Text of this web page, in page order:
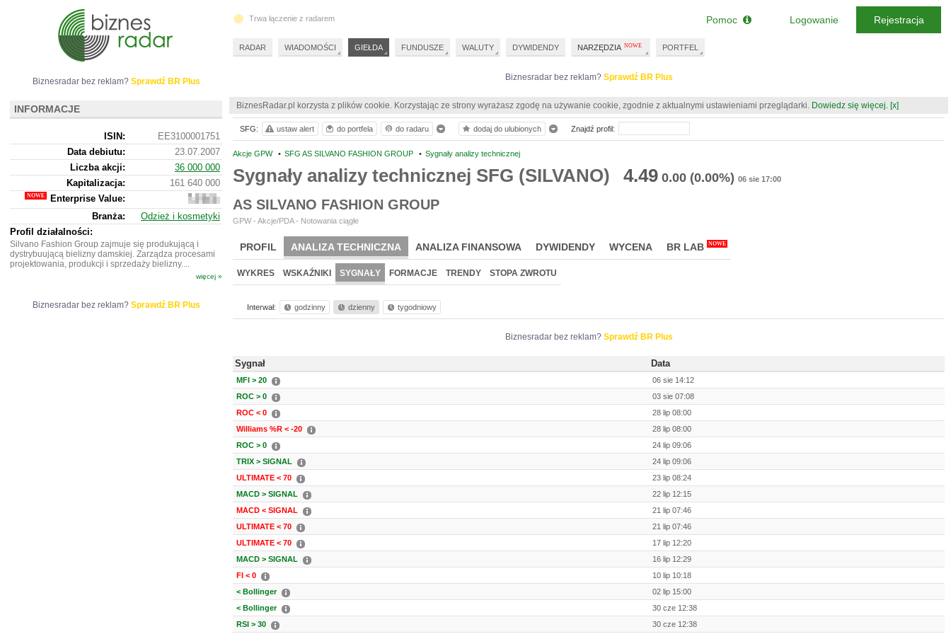
Biznesradar bez reklam? Sprawdź BR Plus
BiznesRadar.pl korzysta z plików cookie. Korzystając ze strony wyrażasz zgodę na używanie cookie, zgodnie z aktualnymi ustawieniami przeglądarki. Dowiedz się więcej. [x]
Akcje GPW • SFG AS SILVANO FASHION GROUP • Sygnały analizy technicznej
Sygnały analizy technicznej SFG (SILVANO) 4.49 0.00 (0.00%) 06 sie 17:00
AS SILVANO FASHION GROUP
GPW - Akcje/PDA - Notowania ciągłe
PROFIL ANALIZA TECHNICZNA ANALIZA FINANSOWA DYWIDENDY WYCENA BR LAB NOWE
WYKRES WSKAŹNIKI SYGNAŁY FORMACJE TRENDY STOPA ZWROTU
Interwał: godzinny dzienny tygodniowy
Biznesradar bez reklam? Sprawdź BR Plus
Sygnał Data
MFI > 20
06 sie 14:12
ROC > 0
03 sie 07:08
ROC < 0
28 lip 08:00
Williams %R < -20
28 lip 08:00
ROC > 0
24 lip 09:06
TRIX > SIGNAL
24 lip 09:06
ULTIMATE < 70
23 lip 08:24
MACD > SIGNAL
22 lip 12:15
MACD < SIGNAL
21 lip 07:46
ULTIMATE < 70
21 lip 07:46
ULTIMATE < 70
17 lip 12:20
MACD > SIGNAL
16 lip 12:29
FI < 0
10 lip 10:18
< Bollinger
02 lip 15:00
< Bollinger
30 cze 12:38
RSI > 30
30 cze 12:38
SFG: ustaw alert do portfela do radaru dodaj do ulubionych Znajdź profil:
Biznesradar bez reklam? Sprawdź BR Plus
INFORMACJE
ISIN:
EE3100001751
Data debiutu:
23.07.2007
Liczba akcji:
36 000 000
Kapitalizacja:
161 640 000
Enterprise Value:
153
048
332
Branża:
Odzież i kosmetyki
Profil działalności:
Silvano Fashion Group zajmuje się produkującą i
dystrybuującą bielizny damskiej. Zarządza procesami
projektowania, produkcji i sprzedaży bielizny....
więcej »
Biznesradar bez reklam? Sprawdź BR Plus
Trwa łączenie z radarem
RADAR WIADOMOŚCI GIEŁDA FUNDUSZE WALUTY DYWIDENDY NARZĘDZIA PORTFEL
Pomoc Logowanie Rejestracja